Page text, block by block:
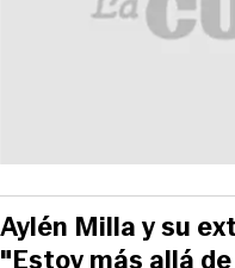
Aylén Milla y su
"Estoy más allá